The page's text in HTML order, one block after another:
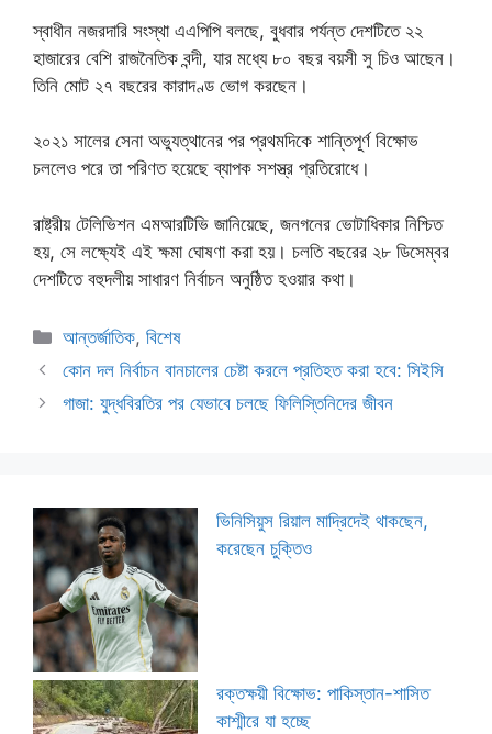
স্বাধীন নজরদারি সংস্থা এএপিপি বলছে, বুধবার পর্যন্ত দেশটিতে ২২
হাজারের বেশি রাজনৈতিক বন্দী, যার মধ্যে ৮০ বছর বয়সী সু চিও আছেন।
তিনি মোট ২৭ বছরের কারাদণ্ড ভোগ করছেন।
২০২১ সালের সেনা অভ্যুত্থানের পর প্রথমদিকে শান্তিপূর্ণ বিক্ষোভ
চললেও পরে তা পরিণত হয়েছে ব্যাপক সশস্ত্র প্রতিরোধে।
রাষ্ট্রীয় টেলিভিশন এমআরটিভি জানিয়েছে, জনগনের ভোটাধিকার নিশ্চিত
হয়, সে লক্ষ্যেই এই ক্ষমা ঘোষণা করা হয়। চলতি বছরের ২৮ ডিসেম্বর
দেশটিতে বহুদলীয় সাধারণ নির্বাচন অনুষ্ঠিত হওয়ার কথা।
Categories
আন্তর্জাতিক,বিশেষ
কোন দল নির্বাচন বানচালের চেষ্টা করলে প্রতিহত করা হবে: সিইসি
গাজা: যুদ্ধবিরতির পর যেভাবে চলছে ফিলিস্তিনিদের জীবন
ভিনিসিয়ুস রিয়াল মাদ্রিদেই থাকছেন,
করেছেন চুক্তিও
রক্তক্ষয়ী বিক্ষোভ: পাকিস্তান-শাসিত
কাশ্মীরে যা হচ্ছে